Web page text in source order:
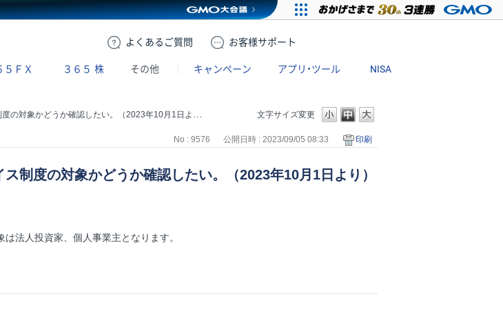
よくある ご質問 お客様サポート
５ＦＸ ３６５ 株 その他 キャンペーン アプリ・ツール NISA
文字サイズ変更
の対象かどうか確認したい。（2023年10月1日より）
No : 9576 公開日時 : 2023/09/05 08:33 印刷
ス制度の対象かどうか確認したい。（2023年10月1日より）
は法人投資家、個人事業主となります。